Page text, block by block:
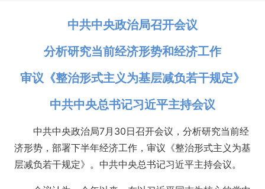
中共中央政治局召开会议
分析研究当前经济形势和经济工作
审议《整治形式主义为基层减负若干规定》
中共中央总书记习近平主持会议
中共中央政治局7月30日召开会议，分析研究当前经
济形势，部署下半年经济工作，审议《整治形式主义为基
层减负若干规定》。中共中央总书记习近平主持会议。